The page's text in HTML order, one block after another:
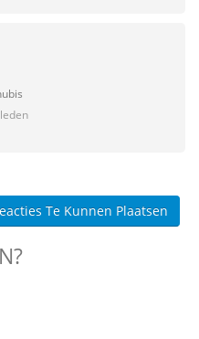
Te Kunnen Plaatsen